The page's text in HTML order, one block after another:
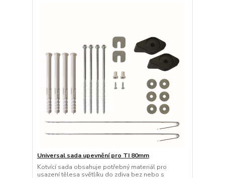
Universal sada upevnění pro TI 80mm
Kotvící sada obsahuje potřebný materiál pro
usazení tělesa světlíku do zdiva bez nebo s